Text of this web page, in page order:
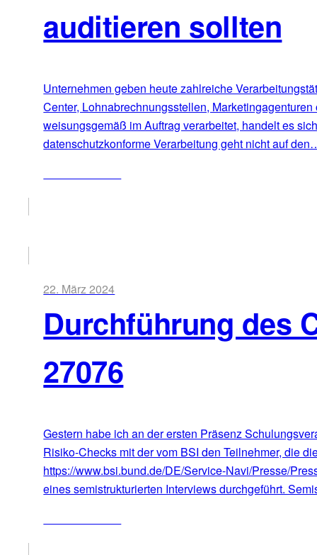
auditieren sollten
Unternehmen geben heute zahlreiche
Center, Lohnabrechnungsstellen,
weisungsgemäß im Auftrag verarbeitet, handelt es
datenschutzkonforme Verarbeitung geht nicht auf
22. März 2024
Durchführung des
27076
Gestern habe ich an der ersten Präsenz
Risiko-Checks mit der vom BSI den Teilnehmer, die
https://www.bsi.bund.de/DE/Service-Navi/Presse/
eines semistrukturierten Interviews durchgeführt.